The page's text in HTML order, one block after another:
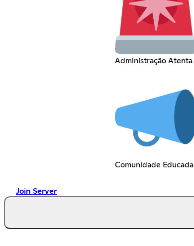
Administração Atenta
Comunidade Educada
Join Server